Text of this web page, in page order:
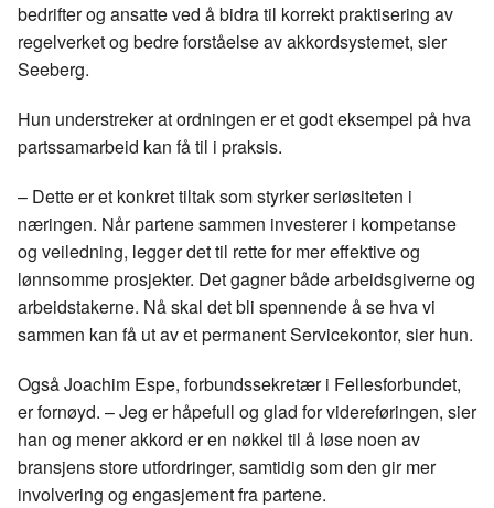
bedrifter og ansatte ved å bidra til korrekt praktisering av
regelverket og bedre forståelse av akkordsystemet, sier
Seeberg.
Hun understreker at ordningen er et godt eksempel på hva
partssamarbeid kan få til i praksis.
– Dette er et konkret tiltak som styrker seriøsiteten i
næringen. Når partene sammen investerer i kompetanse
og veiledning, legger det til rette for mer effektive og
lønnsomme prosjekter. Det gagner både arbeidsgiverne og
arbeidstakerne. Nå skal det bli spennende å se hva vi
sammen kan få ut av et permanent Servicekontor, sier hun.
Også Joachim Espe, forbundssekretær i Fellesforbundet,
er fornøyd. – Jeg er håpefull og glad for videreføringen, sier
han og mener akkord er en nøkkel til å løse noen av
bransjens store utfordringer, samtidig som den gir mer
involvering og engasjement fra partene.